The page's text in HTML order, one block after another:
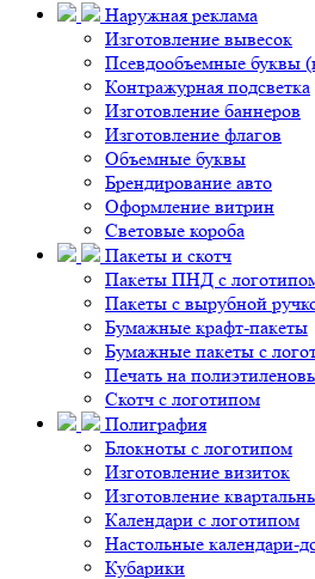
Наружная реклама
Изготовление вывесок
Псевдообъемные буквы
Контражурная подсветка
Изготовление баннеров
Изготовление флагов
Объемные буквы
Брендирование авто
Оформление витрин
Световые короба
Пакеты и скотч
Пакеты ПНД с
Пакеты с вырубной
Бумажные крафт-пакеты
Бумажные пакеты с
Печать на
Скотч с логотипом
Полиграфия
Блокноты с логотипом
Изготовление визиток
Изготовление
Календари с логотипом
Настольные календари-
Кубарики